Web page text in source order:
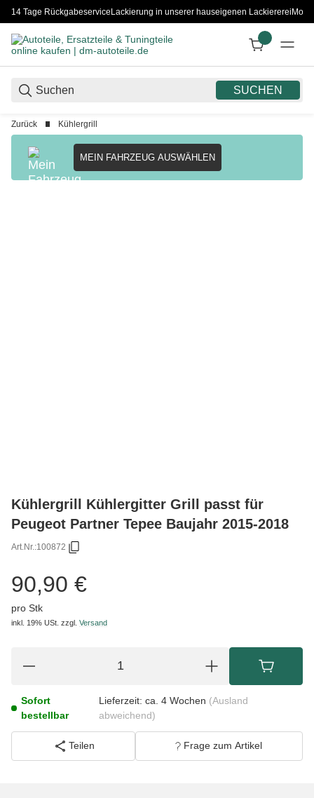
14 Tage RückgabeserviceLackierung in unserer hauseigenen Lackiererei
SUCHEN
Zurück Kühlergrill
MEIN FAHRZEUG AUSWÄHLEN
Kühlergrill Kühlergitter Grill passt für
Peugeot Partner Tepee Baujahr 2015-2018
Art.Nr.:100872
90,90 €
pro Stk
inkl. 19% USt. zzgl. Versand
Sofort
bestellbar
Lieferzeit: ca. 4 Wochen (Ausland
abweichend)
Teilen Frage zum Artikel